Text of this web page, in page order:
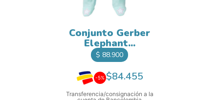
Conjunto Gerber
Elephant...
Precio
$ 88.900
-5% $84.455
Transferencia/consignación a la